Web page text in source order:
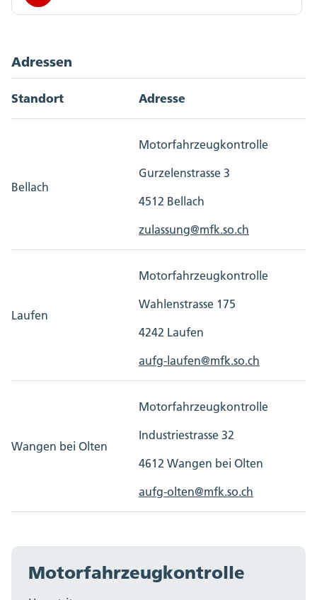
Adressen
Standort Adresse
Bellach
Motorfahrzeugkontrolle
Gurzelenstrasse 3
4512 Bellach
zulassung@mfk.so.ch
Laufen
Motorfahrzeugkontrolle
Wahlenstrasse 175
4242 Laufen
aufg-laufen@mfk.so.ch
Wangen bei Olten
Motorfahrzeugkontrolle
Industriestrasse 32
4612 Wangen bei Olten
aufg-olten@mfk.so.ch
Motorfahrzeugkontrolle